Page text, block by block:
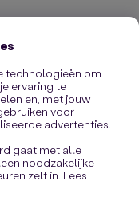
technologieën om
ervaring te
en, met jouw
voor
advertenties.
gaat met alle
noodzakelijke
zelf in. Lees